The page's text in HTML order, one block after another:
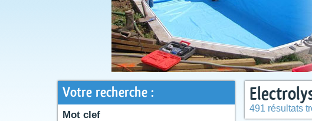
Votre recherche :
Mot clef
491 résultats